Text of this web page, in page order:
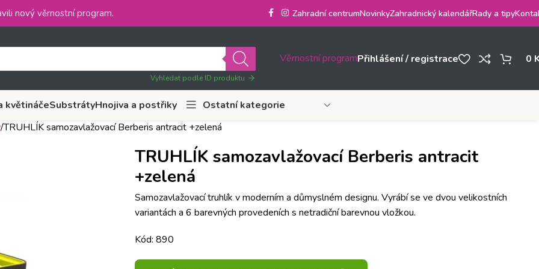
nový věrnostní program. Zahradní centrumNovinkyZahradnický kalendářRady a tipy
Vyhledat podle ID produktu
Věrnostní programPřihlášení / registrace 0
květináčeSubstrátyHnojiva a postřiky
Ostatní kategorie
TRUHLÍK samozavlažovací Berberis antracit +zelená
TRUHLÍK samozavlažovací Berberis antracit
+zelená
Samozavlažovací truhlík v moderním a důmyslném designu. Vyrábí se ve dvou velikostních
variantách a 6 barevných provedeních s netradiční barevnou vložkou.
Kód: 890